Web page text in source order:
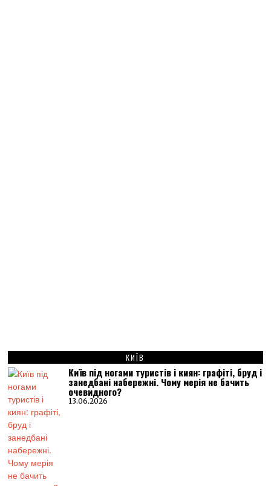
КИЇВ
Київ під ногами туристів і киян: графіті, бруд і
занедбані набережні. Чому мерія не бачить
очевидного?
13.06.2026